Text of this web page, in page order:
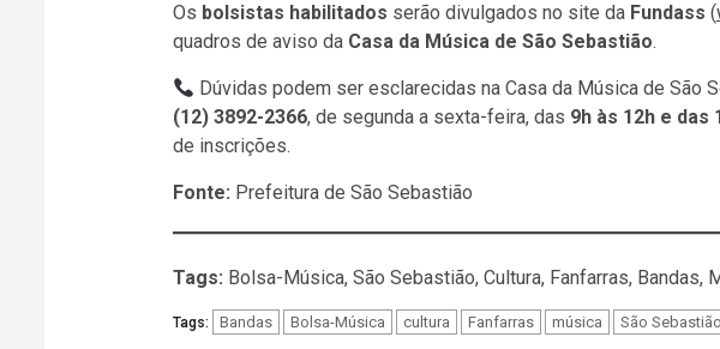
Os bolsistas habilitados serão divulgados no site da Fundass (
quadros de aviso da Casa da Música de São Sebastião.
Dúvidas podem ser esclarecidas na Casa da Música de São
(12) 3892-2366, de segunda a sexta-feira, das 9h às 12h e das
de inscrições.
Fonte: Prefeitura de São Sebastião
Tags: Bolsa-Música, São Sebastião, Cultura, Fanfarras, Bandas,
Tags: Bandas Bolsa-Música cultura Fanfarras música São Sebastião